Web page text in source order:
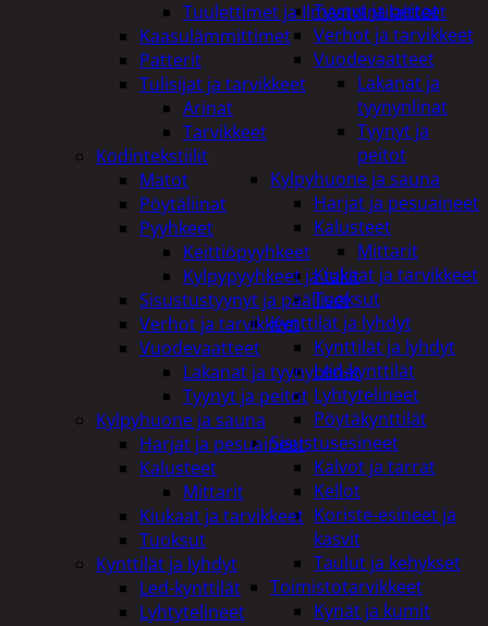
Tyynyt ja peitot
Verhot ja tarvikkeet
Vuodevaatteet
Lakanat ja
tyynynlinat
Tyynyt ja
peitot
Kylpyhuone ja sauna
Harjat ja pesuaineet
Kalusteet
Mittarit
Kiukaat ja tarvikkeet
Tuoksut
Kynttilät ja lyhdyt
Kynttilät ja lyhdyt
Led-kynttilät
Lyhtytelineet
Pöytäkynttilät
Sisustusesineet
Kalvot ja tarrat
Kellot
Koriste-esineet ja
kasvit
Taulut ja kehykset
Toimistotarvikkeet
Kynät ja kumit
Tuulettimet ja Ilmastointilaitteet
Kaasulämmittimet
Patterit
Tulisijat ja tarvikkeet
Arinat
Tarvikkeet
Kodintekstiilit
Matot
Pöytäliinat
Pyyhkeet
Keittiöpyyhkeet
Kylpypyyhkeet ja takit
Sisustustyynyt ja päälliset
Verhot ja tarvikkeet
Vuodevaatteet
Lakanat ja tyynynlinat
Tyynyt ja peitot
Kylpyhuone ja sauna
Harjat ja pesuaineet
Kalusteet
Mittarit
Kiukaat ja tarvikkeet
Tuoksut
Kynttilät ja lyhdyt
Led-kynttilät
Lyhtytelineet